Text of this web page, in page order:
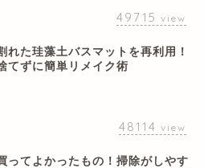
49715 view
れた珪藻土バスマットを再利用！
てずに簡単リメイク術
48114 view
ってよかったもの！掃除がしやす